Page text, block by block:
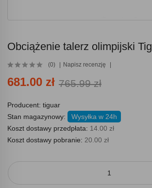
Obciążenie talerz olimpijski
(0) Napisz recenzję
681.00 zł 765.99 zł
Producent: tiguar
Stan magazynowy:
Wysyłka w 24h
Koszt dostawy przedpłata: 14.00 zł
Koszt dostawy pobranie: 20.00 zł